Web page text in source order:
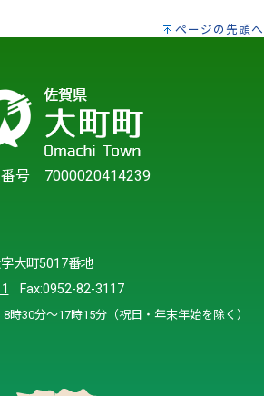
ページの先頭へ
号 7000020414239
大町5017番地
Fax:0952-82-3117
30分～17時15分（祝日・年末年始を除く）